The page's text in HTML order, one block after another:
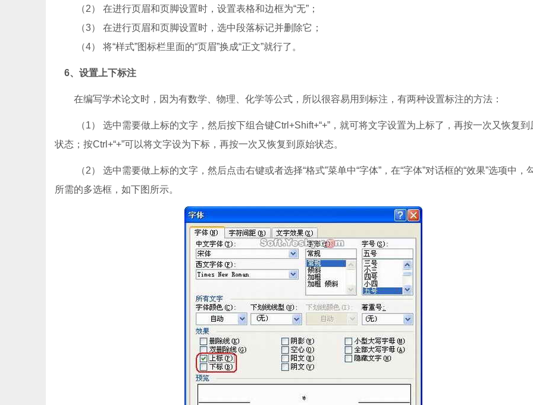
（2） 在进行页眉和页脚设置时，设置表格和边框为“无”；
（3） 在进行页眉和页脚设置时，选中段落标记并删除它；
（4） 将“样式”图标栏里面的“页眉”换成“正文”就行了。
6、设置上下标注
在编写学术论文时，因为有数学、物理、化学等公式，所以很容易用到标注，有两种设置标注的方法：
（1） 选中需要做上标的文字，然后按下组合键Ctrl+Shift+“+”，就可将文字设置为上标了，再按一次又恢复到
状态；按Ctrl+“+”可以将文字设为下标，再按一次又恢复到原始状态。
（2） 选中需要做上标的文字，然后点击右键或者选择“格式”菜单中“字体”，在“字体”对话框的“效果”选项中，
所需的多选框，如下图所示。